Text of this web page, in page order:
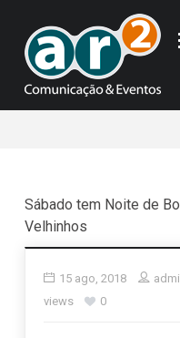
Sábado tem Noite de
Velhinhos
15 ago, 2018
views
0